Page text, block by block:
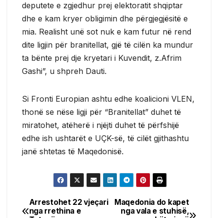
deputete e zgjedhur prej elektoratit shqiptar
dhe e kam kryer obligimin dhe përgjegjësitë e
mia. Realisht unë sot nuk e kam futur në rend
dite ligjin për branitellat, gjë të cilën ka mundur
ta bënte prej dje kryetari i Kuvendit, z.Afrim
Gashi”, u shpreh Dauti.
Si Fronti Europian ashtu edhe koalicioni VLEN,
thonë se nëse ligji për “Branitellat” duhet të
miratohet, atëherë i njëjti duhet të përfshijë
edhe ish ushtarët e UÇK-së, të cilët gjithashtu
janë shtetas të Maqedonisë.
Post
Maqedonia do kapet
nga vala e stuhisë,
Arrestohet 22 vjeçari
nga rrethina e